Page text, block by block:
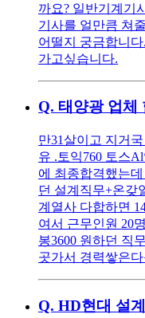
까요? 일반기계기
기사를 얼만큼 쳐
어떨지 궁금합니
가고싶습니다.
Q. 태양광 업체
만31살이고 지거
유 .토익760 토스
에 최종합격했는
던 설계직무+온갖
계열사 다합하면
여서 근무인원 20
봉3600 원하던 직
곳가서 경력쌓은
Q. HD현대 설